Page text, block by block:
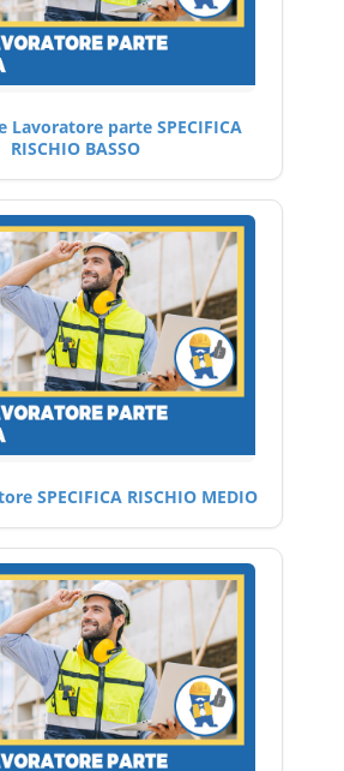
Lavoratore parte SPECIFICA
RISCHIO BASSO
SPECIFICA RISCHIO MEDIO